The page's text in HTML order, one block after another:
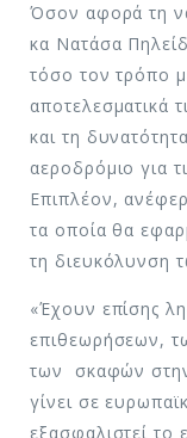
Όσον αφορά τη
κα Νατάσα
τόσο τον τρόπο
αποτελεσματικά
και τη
αεροδρόμιο για
Επιπλέον,
τα οποία θα
τη διευκόλυνση
«Έχουν επίσης
επιθεωρήσεων,
των σκαφών
γίνει σε
εξασφαλιστεί το